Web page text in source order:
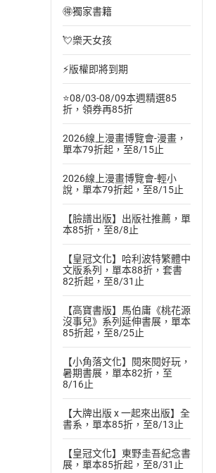
🉐獨家書籍
💘樂天女孩
⚡版權即將到期
⭐08/03-08/09本週精選85
折，領券再85折
2026線上漫畫博覽會-漫畫，
單本79折起，至8/15止
2026線上漫畫博覽會-輕小
說，單本79折起，至8/15止
【臉譜出版】出版社推薦，單
本85折，至8/8止
【皇冠文化】哈利波特繁體中
文版系列，單本88折，套書
82折起，至8/31止
【高寶書版】馬伯庸《桃花源
沒事兒》系列延伸書展，單本
85折起，至8/25止
【小角落文化】閱來閱好玩，
暑期書展，單本82折，至
8/16止
【大牌出版 x 一起來出版】全
書系，單本85折，至8/13止
【皇冠文化】東野圭吾紀念書
展，單本85折起，至8/31止